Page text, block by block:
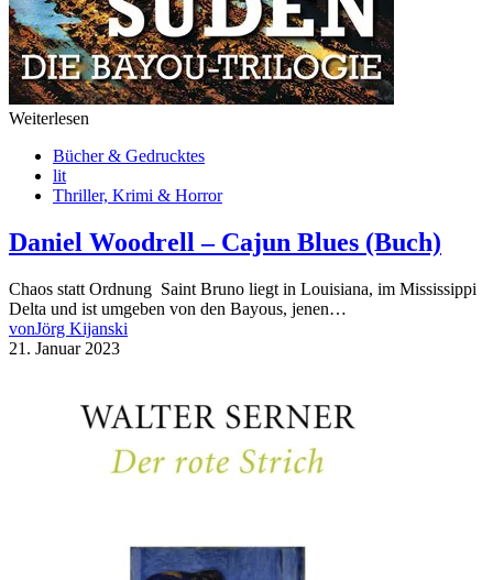
Weiterlesen
Bücher & Gedrucktes
lit
Thriller, Krimi & Horror
Daniel Woodrell – Cajun Blues (Buch)
Chaos statt Ordnung Saint Bruno liegt in Louisiana, im Mississippi
Delta und ist umgeben von den Bayous, jenen…
vonJörg Kijanski
21. Januar 2023